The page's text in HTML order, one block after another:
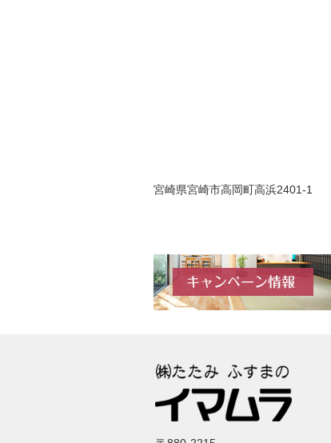
宮崎県宮崎市高岡町高浜2401-1